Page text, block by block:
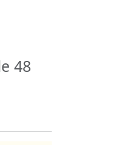
48